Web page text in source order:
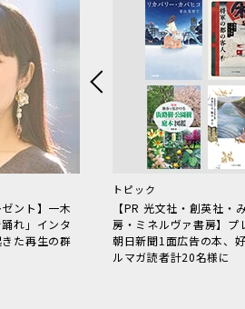
ント】一木
れ」インタ
た再生の群
トピック
【PR 光文社・創英社・
房・ミネルヴァ書房】プ
朝日新聞1面広告の本、
ルマガ読者計20名様に